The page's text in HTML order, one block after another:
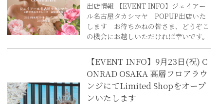
出店情報 【EVENT INFO】ジェイアー
ル名古屋タカシマヤ POPUP出店いた
します お待ちかねの皆さま、どうぞこ
の機会にお越しいただければ幸いです。
【EVENT INFO】9月23日(祝) C
ONRAD OSAKA 高層フロアラウ
ンジにてLimited Shopをオープ
ンいたします